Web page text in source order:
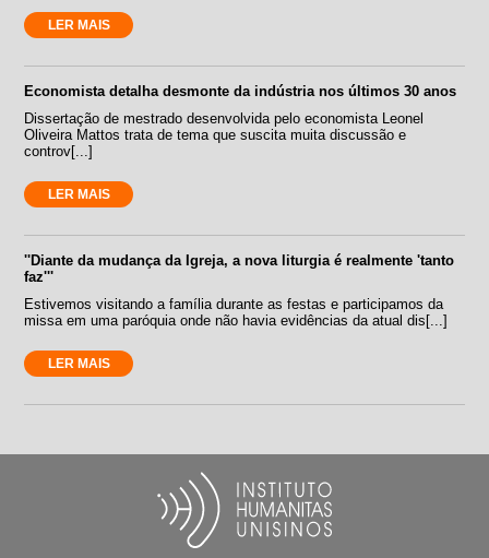
LER MAIS
Economista detalha desmonte da indústria nos últimos 30 anos
Dissertação de mestrado desenvolvida pelo economista Leonel
Oliveira Mattos trata de tema que suscita muita discussão e
controv[...]
LER MAIS
''Diante da mudança da Igreja, a nova liturgia é realmente 'tanto
faz'''
Estivemos visitando a família durante as festas e participamos da
missa em uma paróquia onde não havia evidências da atual dis[...]
LER MAIS